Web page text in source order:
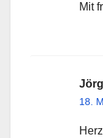
Mit
18.